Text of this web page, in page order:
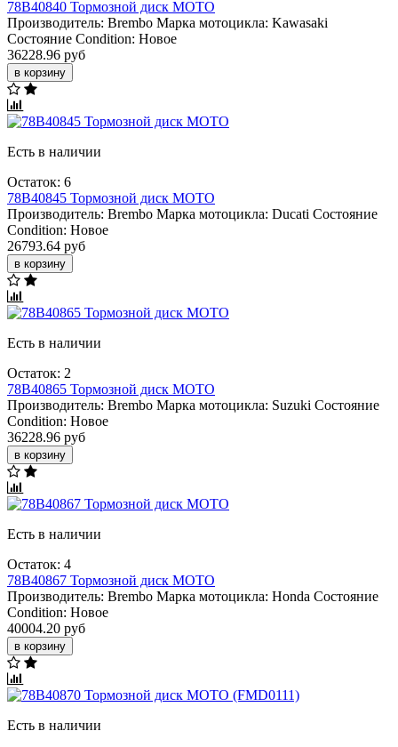
78B40840 Тормозной диск МОТО
Производитель: Brembo Марка мотоцикла: Kawasaki
Состояние Condition: Новое
36228.96 руб
в корзину
Есть в наличии
Остаток: 6
78B40845 Тормозной диск МОТО
Производитель: Brembo Марка мотоцикла: Ducati Состояние
Condition: Новое
26793.64 руб
в корзину
Есть в наличии
Остаток: 2
78B40865 Тормозной диск МОТО
Производитель: Brembo Марка мотоцикла: Suzuki Состояние
Condition: Новое
36228.96 руб
в корзину
Есть в наличии
Остаток: 4
78B40867 Тормозной диск МОТО
Производитель: Brembo Марка мотоцикла: Honda Состояние
Condition: Новое
40004.20 руб
в корзину
Есть в наличии